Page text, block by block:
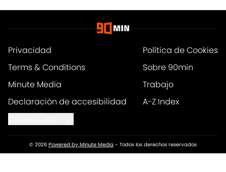
Privacidad
Política de Cookies
Terms & Conditions
Sobre 90min
Minute Media
Trabajo
Declaración de accesibilidad
A-Z Index
© 2026 Powered by Minute Media - Todos los derechos reservados